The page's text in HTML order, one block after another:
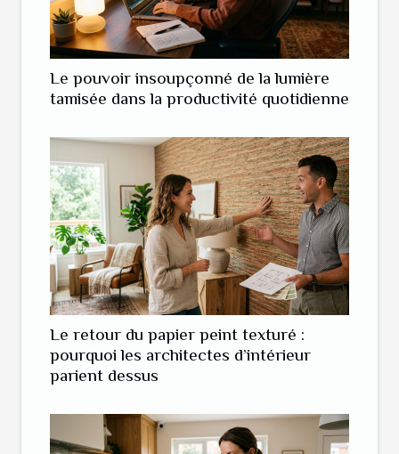
Le pouvoir insoupçonné de la lumière
tamisée dans la productivité quotidienne
Le retour du papier peint texturé :
pourquoi les architectes d’intérieur
parient dessus